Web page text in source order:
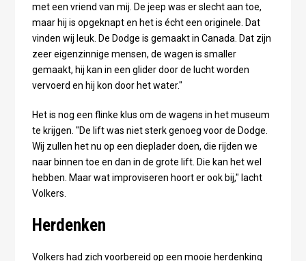
met een vriend van mij. De jeep was er slecht aan toe,
maar hij is opgeknapt en het is écht een originele. Dat
vinden wij leuk. De Dodge is gemaakt in Canada. Dat zijn
zeer eigenzinnige mensen, de wagen is smaller
gemaakt, hij kan in een glider door de lucht worden
vervoerd en hij kon door het water."
Het is nog een flinke klus om de wagens in het museum
te krijgen. "De lift was niet sterk genoeg voor de Dodge.
Wij zullen het nu op een dieplader doen, die rijden we
naar binnen toe en dan in de grote lift. Die kan het wel
hebben. Maar wat improviseren hoort er ook bij," lacht
Volkers.
Herdenken
Volkers had zich voorbereid op een mooie herdenking